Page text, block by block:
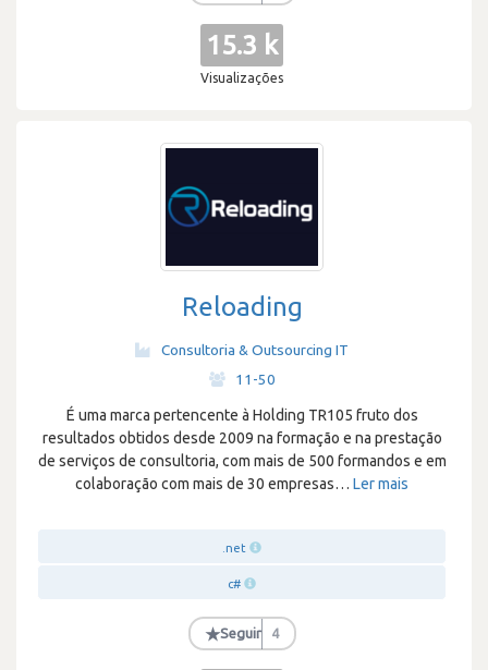
15.3 k
Visualizações
Reloading
Consultoria & Outsourcing IT
11-50
É uma marca pertencente à Holding TR105 fruto dos
resultados obtidos desde 2009 na formação e na prestação
de serviços de consultoria, com mais de 500 formandos e em
colaboração com mais de 30 empresas… Ler mais
.net
c#
★Seguir 4